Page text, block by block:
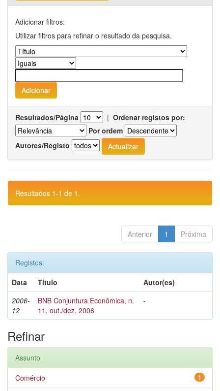
Adicionar filtros:
Utilizar filtros para refinar o resultado da pesquisa.
Resultados/Página | Ordenar registos por:
Por ordem
Autores/Registo
Resultados 1-1 de 1.
Anterior 1 Próxima
Registos:
Data
Título
Autor(es)
2006-
12
BNB Conjuntura Econômica, n.
11, out./dez. 2006
-
Refinar
Assunto
1
Comércio